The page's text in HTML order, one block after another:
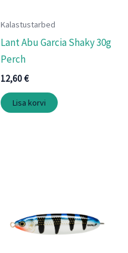
Kalastustarbed
Lant Abu Garcia Shaky 30g
Perch
12,60€
Lisa korvi